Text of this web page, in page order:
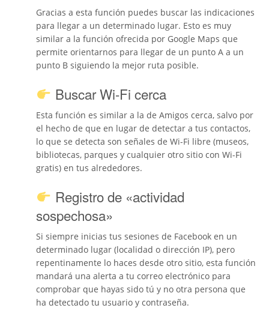
Gracias a esta función puedes buscar las indicaciones
para llegar a un determinado lugar. Esto es muy
similar a la función ofrecida por Google Maps que
permite orientarnos para llegar de un punto A a un
punto B siguiendo la mejor ruta posible.
Buscar Wi-Fi cerca
Esta función es similar a la de Amigos cerca, salvo por
el hecho de que en lugar de detectar a tus contactos,
lo que se detecta son señales de Wi-Fi libre (museos,
bibliotecas, parques y cualquier otro sitio con Wi-Fi
gratis) en tus alrededores.
Registro de «actividad
sospechosa»
Si siempre inicias tus sesiones de Facebook en un
determinado lugar (localidad o dirección IP), pero
repentinamente lo haces desde otro sitio, esta función
mandará una alerta a tu correo electrónico para
comprobar que hayas sido tú y no otra persona que
ha detectado tu usuario y contraseña.